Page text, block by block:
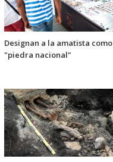
Designan a la amatista como
"piedra nacional"